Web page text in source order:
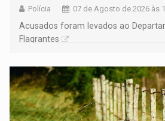
Polícia 07 de Agosto de 2026 às
Acusados foram levados ao
Flagrantes